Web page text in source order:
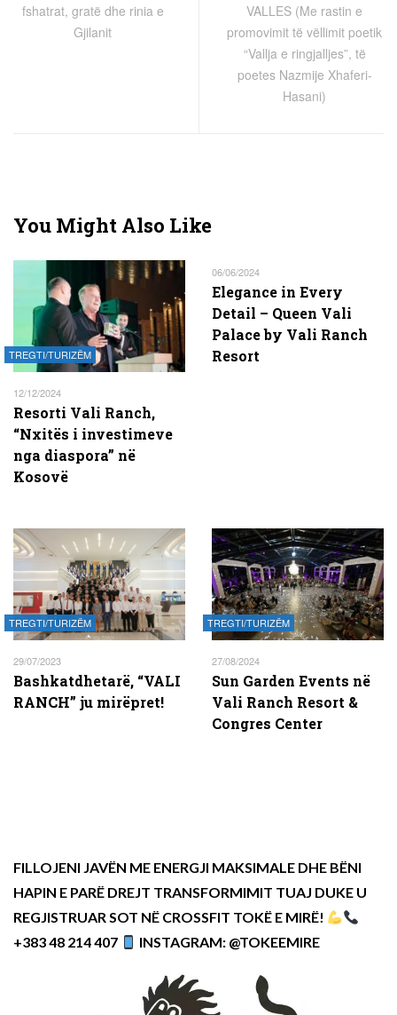
fshatrat, gratë dhe rinia e
Gjilanit
VALLES (Me rastin e
promovimit të vëllimit poetik
“Vallja e ringjalljes”, të
poetes Nazmije Xhaferi-
Hasani)
You Might Also Like
TREGTI/TURIZËM
12/12/2024
Resorti Vali Ranch,
“Nxitës i investimeve
nga diaspora” në
Kosovë
06/06/2024
Elegance in Every
Detail – Queen Vali
Palace by Vali Ranch
Resort
TREGTI/TURIZËM
29/07/2023
Bashkatdhetarë, “VALI
RANCH” ju mirëpret!
TREGTI/TURIZËM
27/08/2024
Sun Garden Events në
Vali Ranch Resort &
Congres Center
FILLOJENI JAVËN ME ENERGJI MAKSIMALE DHE BËNI
HAPIN E PARË DREJT TRANSFORMIMIT TUAJ DUKE U
REGJISTRUAR SOT NË CROSSFIT TOKË E MIRË!
+383 48 214 407
INSTAGRAM: @TOKEEMIRE